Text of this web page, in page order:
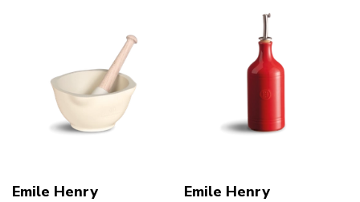
Emile Henry Emile Henry